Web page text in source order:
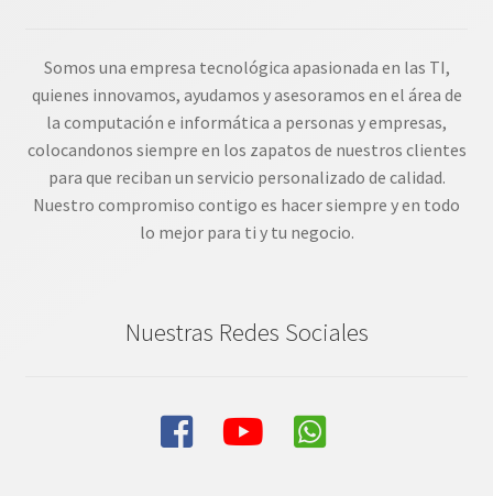
Somos una empresa tecnológica apasionada en las TI,
quienes innovamos, ayudamos y asesoramos en el área de
la computación e informática a personas y empresas,
colocandonos siempre en los zapatos de nuestros clientes
para que reciban un servicio personalizado de calidad.
Nuestro compromiso contigo es hacer siempre y en todo
lo mejor para ti y tu negocio.
Nuestras Redes Sociales